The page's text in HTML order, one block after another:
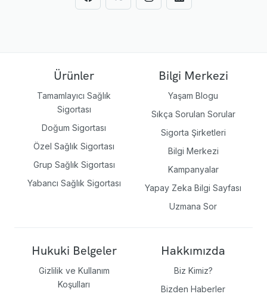
Ürünler
Tamamlayıcı Sağlık
Sigortası
Doğum Sigortası
Özel Sağlık Sigortası
Grup Sağlık Sigortası
Yabancı Sağlık Sigortası
Bilgi Merkezi
Yaşam Blogu
Sıkça Sorulan Sorular
Sigorta Şirketleri
Bilgi Merkezi
Kampanyalar
Yapay Zeka Bilgi Sayfası
Uzmana Sor
Hukuki Belgeler
Gizlilik ve Kullanım
Koşulları
Hakkımızda
Biz Kimiz?
Bizden Haberler